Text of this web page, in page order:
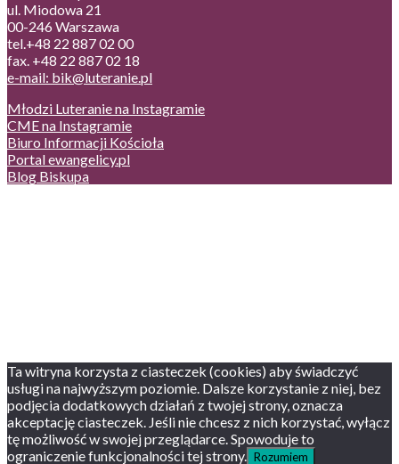
ul. Miodowa 21
00-246 Warszawa
tel.+48 22 887 02 00
fax. +48 22 887 02 18
e-mail: bik@luteranie.pl
Młodzi Luteranie na Instagramie
CME na Instagramie
Biuro Informacji Kościoła
Portal ewangelicy.pl
Blog Biskupa
Ta witryna korzysta z ciasteczek (cookies) aby świadczyć
usługi na najwyższym poziomie. Dalsze korzystanie z niej, bez
podjęcia dodatkowych działań z twojej strony, oznacza
akceptację ciasteczek. Jeśli nie chcesz z nich korzystać, wyłącz
tę możliwość w swojej przeglądarce. Spowoduje to
ograniczenie funkcjonalności tej strony. Rozumiem